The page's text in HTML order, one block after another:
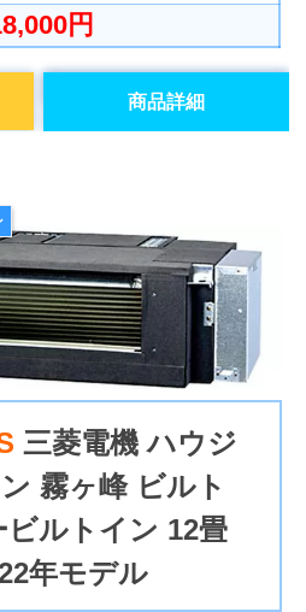
円
商品詳細
三菱電機 ハウジ
霧ヶ峰 ビルト
ルトイン 12畳
年モデル